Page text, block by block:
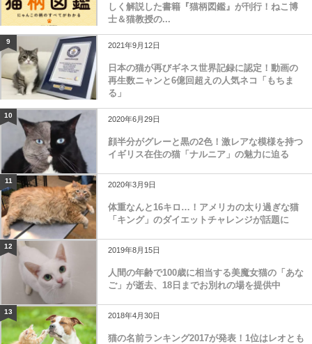
しく解説した書籍『猫柄図鑑』が刊行！ねこ博
士＆猫教授の...
9 2021年9月12日
日本の猫が再びギネス世界記録に認定！動画の
再生数ニャンと6億回超えの人気ネコ「もちま
る」
10 2020年6月29日
顔半分がグレーと黒の2色！激レアな模様を持つ
イギリス在住の猫「ナルニア」の魅力に迫る
11 2020年3月9日
体重なんと16キロ…！アメリカの太り過ぎな猫
「キング」のダイエットチャレンジが話題に
12 2019年8月15日
人間の年齢で100歳に相当する美魔女猫の「あな
ご」が逝去、18日までお別れの場を提供中
13 2018年4月30日
猫の名前ランキング2017が発表！1位はレオとも